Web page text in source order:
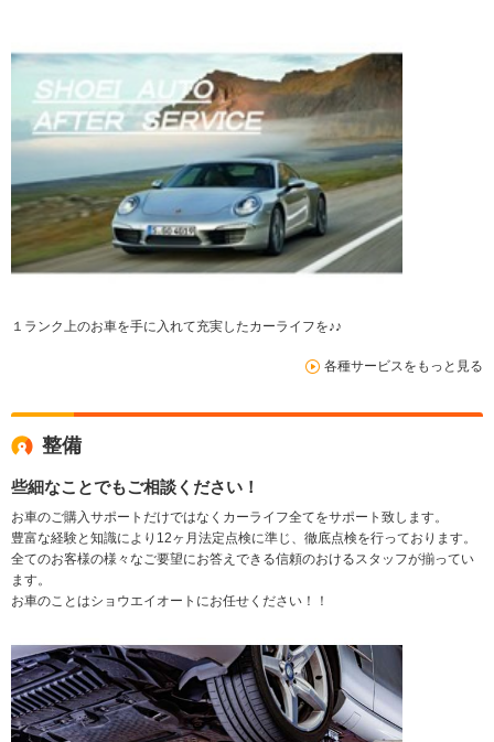
１ランク上のお車を手に入れて充実したカーライフを♪♪
各種サービスをもっと見る
整備
些細なことでもご相談ください！
お車のご購入サポートだけではなくカーライフ全てをサポート致します。
豊富な経験と知識により12ヶ月法定点検に準じ、徹底点検を行っております。
全てのお客様の様々なご要望にお答えできる信頼のおけるスタッフが揃ってい
ます。
お車のことはショウエイオートにお任せください！！